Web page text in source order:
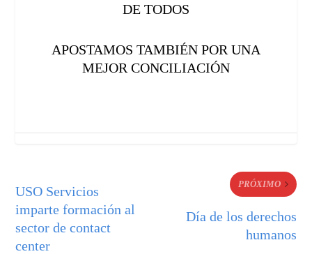
DE TODOS
APOSTAMOS TAMBIÉN POR UNA
MEJOR CONCILIACIÓN
USO Servicios
imparte formación al
sector de contact
center
PRÓXIMO
Día de los derechos
humanos